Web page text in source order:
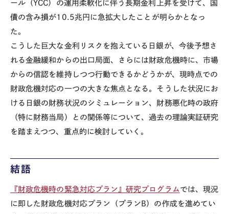
ール（YCC）の運用柔軟化に伴う長期金利上昇を受けて、国
債の含み損が10.5兆円に急拡大したことが明らかとなっ
た。
こうした巨大な金利リスクを抱えている日銀が、今後予想さ
れる金融緩和からの出口局面、さらには財政危機時に、市場
からの信認を維持しつつ行動できるかどうかが、現時点での
財政危機対応の一つの大きな焦点となる。そうした状況にお
ける日銀の財務状況のシミュレーション、財務悪化時の政府
（特に財務当局）との関係等について、過去の理論実証研究
を踏まえつつ、重点的に検討していく。
結語
『財政危機時の緊急対応プラン』研究プログラム では、現況
に即した財政危機対応プラン（プラン B ）の作成を進めてい